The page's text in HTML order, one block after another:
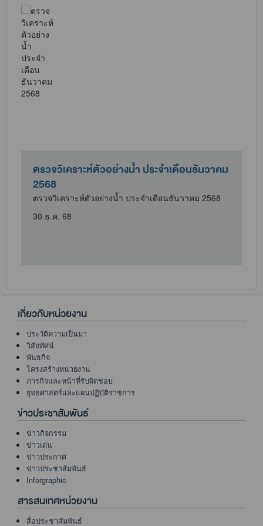
ตรวจวิเคราะห์ตัวอย่างน้ำ ประจำเดือนธันวาคม
2568
ตรวจวิเคราะห์ตัวอย่างน้ำ ประจำเดือนธันวาคม 2568
30 ธ.ค. 68
เกี่ยวกับหน่วยงาน
ประวัติความเป็นมา
วิสัยทัศน์
พันธกิจ
โครงสร้างหน่วยงาน
ภารกิจและหน้าที่รับผิดชอบ
ยุทธศาสตร์และแผนปฏิบัติราชการ
ข่าวประชาสัมพันธ์
ข่าวกิจกรรม
ข่าวเด่น
ข่าวประกาศ
ข่าวประชาสัมพันธ์
Inforgraphic
สารสนเทศหน่วยงาน
สื่อประชาสัมพันธ์